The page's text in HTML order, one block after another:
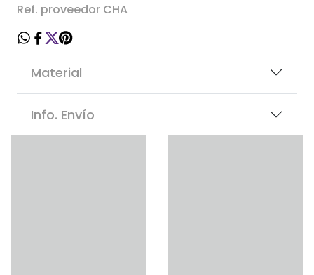
Ref. proveedor CHA
Material
Info. Envío